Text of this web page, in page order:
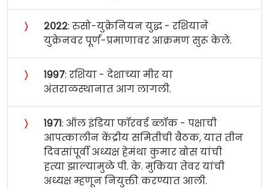
〉 २०२२: रुसो-युक्रेनियन युद्ध - रशियाने
युक्रेनवर पूर्ण-प्रमाणावर आक्रमण सुरू केले.
〉 १९९७: रशिया - देशाच्या मीर या
अंतराळस्थानात आग लागली.
〉 १९७१: ऑल इंडिया फॉरवर्ड ब्लॉक - पक्षाची
आपत्कालीन केंद्रीय समितीची बैठक, यात तीन
दिवसांपूर्वी अध्यक्ष हेमंथा कुमार बोस यांची
हत्या झाल्यामुळे पी. के. मुकिया तेवर यांची
अध्यक्ष म्हणून नियुक्ती करण्यात आली.